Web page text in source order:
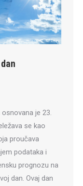
je 23.
se kao
proučava
podataka i
prognozu na
dan. Ovaj dan